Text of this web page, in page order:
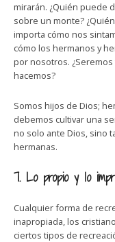
mirarán. ¿Quién puede
sobre un monte?
importa cómo nos
cómo los hermanos y
por nosotros.
hacemos?
Somos hijos de Dios;
debemos cultivar una
no solo ante Dios, sino
hermanas.
7. Lo propio y lo
Cualquier forma de
inapropiada, los
ciertos tipos de